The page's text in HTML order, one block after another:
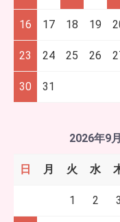
16 17 18 19
23 24 25 26
30 31
2026年9月
日 月 火 水
1 2 3